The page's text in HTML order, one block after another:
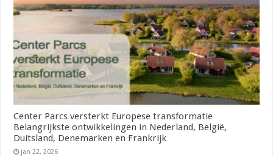
Center Parcs versterkt Europese transformatie
Belangrijkste ontwikkelingen in Nederland, België,
Duitsland, Denemarken en Frankrijk
jan 22, 2026